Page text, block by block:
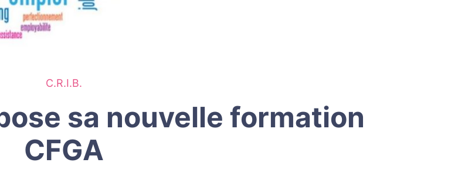
C.R.I.B.
sa nouvelle formation
CFGA